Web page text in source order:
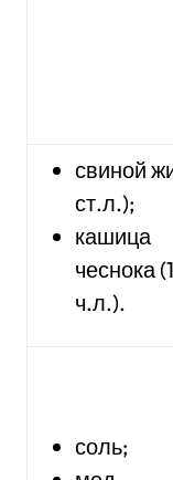
свиной
ст.л.);
кашица
чеснока (1
ч.л.).
соль;